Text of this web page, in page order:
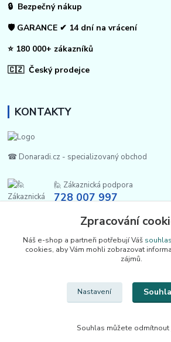
🔒 Bezpečný nákup
🛡️ GARANCE ✔ 14 dní na vrácení
⭐ 180 000+ zákazníků
🇨🇿 Český prodejce
KONTAKTY
☎ Donaradi.cz - specializovaný obchod
🙋 Zákaznická podpora
728 007 997
Upravit sběr cookies.
REPULSE s.r.o. | www.donaradi.cz |
Zpracování
Náš e-shop a partneři potřebují Váš souhlas
cookies, aby Vám mohli zobrazovat
zájmů.
Nastavení
Souhlas můžete odmítnout